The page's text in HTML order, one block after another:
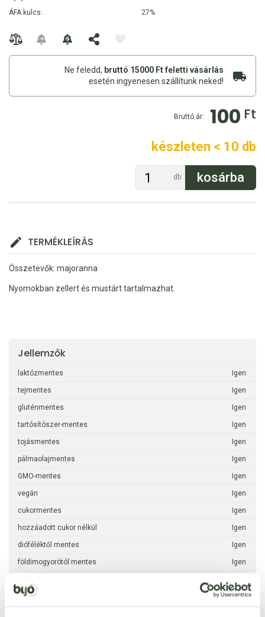
ÁFA kulcs:
27%
Ne feledd, bruttó 15000 Ft feletti vásárlás
esetén ingyenesen szállítunk neked!
Bruttó ár: 100 Ft
készleten < 10 db
db
TERMÉKLEÍRÁS
Összetevők: majoranna
Nyomokban zellert és mustárt tartalmazhat.
Jellemzők
laktózmentes Igen
tejmentes Igen
gluténmentes Igen
tartósítószer-mentes Igen
tojásmentes Igen
pálmaolajmentes Igen
GMO-mentes Igen
vegán Igen
cukormentes Igen
hozzáadott cukor nélkül Igen
dióféléktől mentes Igen
földimogyorótól mentes Igen
kéndioxid-szulfit Igen